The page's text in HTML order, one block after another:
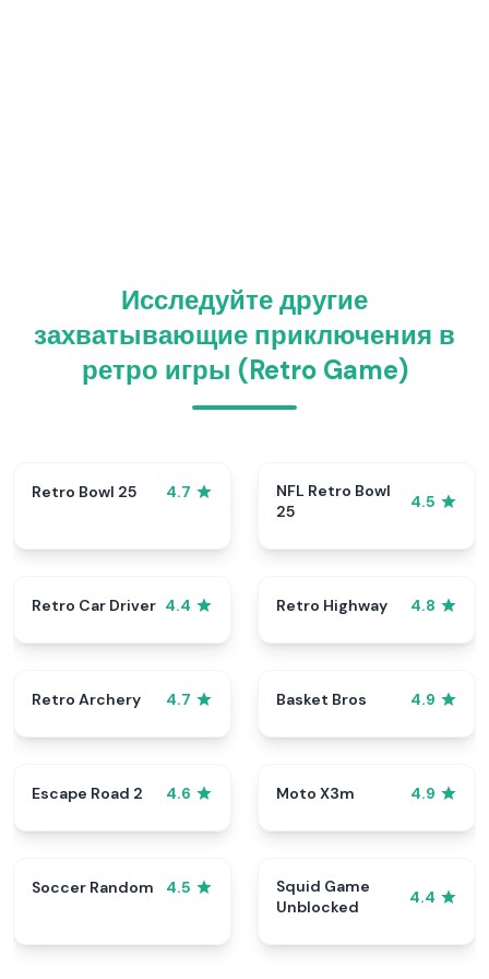
Исследуйте другие
захватывающие приключения в
ретро игры (Retro Game)
Retro Bowl 25 4.7
NFL Retro Bowl
25
4.5
Retro Car Driver 4.4 Retro Highway 4.8
Retro Archery 4.7 Basket Bros 4.9
Escape Road 2 4.6 Moto X3m 4.9
Soccer Random 4.5
Squid Game
Unblocked
4.4